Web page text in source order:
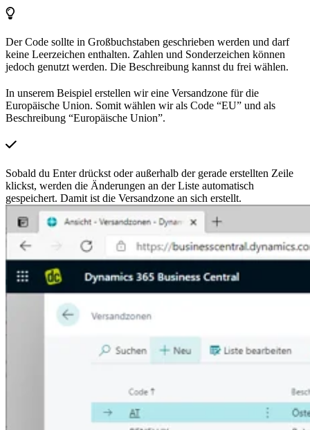
Der Code sollte in Großbuchstaben geschrieben werden und darf
keine Leerzeichen enthalten. Zahlen und Sonderzeichen können
jedoch genutzt werden. Die Beschreibung kannst du frei wählen.
In unserem Beispiel erstellen wir eine Versandzone für die
Europäische Union. Somit wählen wir als Code “EU” und als
Beschreibung “Europäische Union”.
Sobald du Enter drückst oder außerhalb der gerade erstellten Zeile
klickst, werden die Änderungen an der Liste automatisch
gespeichert. Damit ist die Versandzone an sich erstellt.